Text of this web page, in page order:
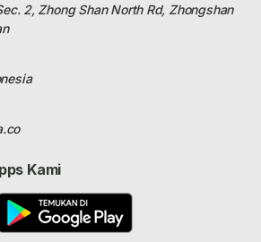
2, Zhong Shan North Rd, Zhongshan
Kami